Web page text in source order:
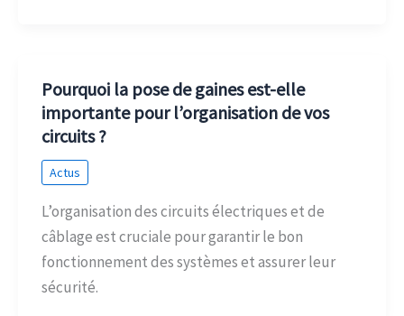
Pourquoi la pose de gaines est-elle
importante pour l’organisation de vos
circuits ?
Actus
L’organisation des circuits électriques et de
câblage est cruciale pour garantir le bon
fonctionnement des systèmes et assurer leur
sécurité.